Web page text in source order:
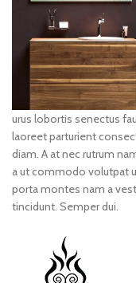
urus lobortis senectus
laoreet parturient
diam. A at nec rutrum
a ut commodo volutpat
porta montes nam a
tincidunt. Semper dui.